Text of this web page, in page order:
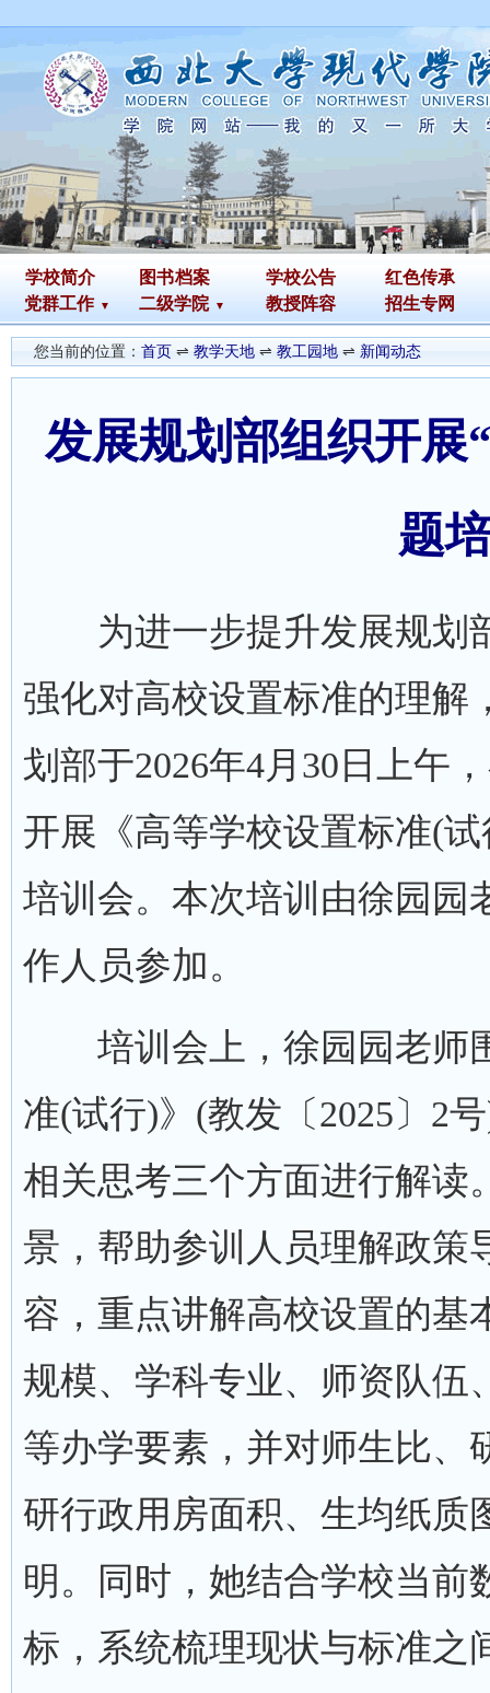
学校简介 图书档案 学校公告
红色传承
党群工作
二级学院 教授阵容 招生专网
您当前的位置： 首页 ⇌ 教学天地 ⇌ 教工园地 ⇌ 新闻动态
发展规划部组织开展
题
为进一步提升发展规划
强化对高校设置标准的理解
划部于2026年4月30日上午
开展《高等学校设置标准(
培训会。本次培训由徐园园
作人员参加。
培训会上，徐园园老师
准(试行)》(教发〔2025〕2
相关思考三个方面进行解读
景，帮助参训人员理解政策
容，重点讲解高校设置的基
规模、学科专业、师资队伍
等办学要素，并对师生比、
研行政用房面积、生均纸质
明。同时，她结合学校当前
标，系统梳理现状与标准之